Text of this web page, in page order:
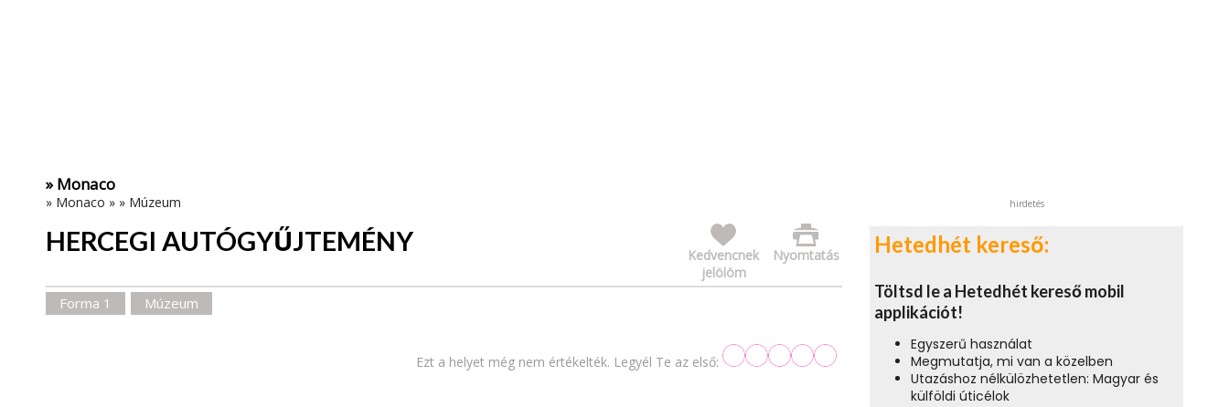
» Monaco
» Monaco » » Múzeum
HERCEGI AUTÓGYŰJTEMÉNY Nyomtatás
Kedvencnek
jelölöm
Forma 1 Múzeum
Ezt a helyet még nem értékelték. Legyél Te az első:
hirdetés
Hetedhét kereső:
Töltsd le a Hetedhét kereső mobil
applikációt!
Egyszerű használat
Megmutatja, mi van a közelben
Utazáshoz nélkülözhetetlen: Magyar és
külföldi úticélok